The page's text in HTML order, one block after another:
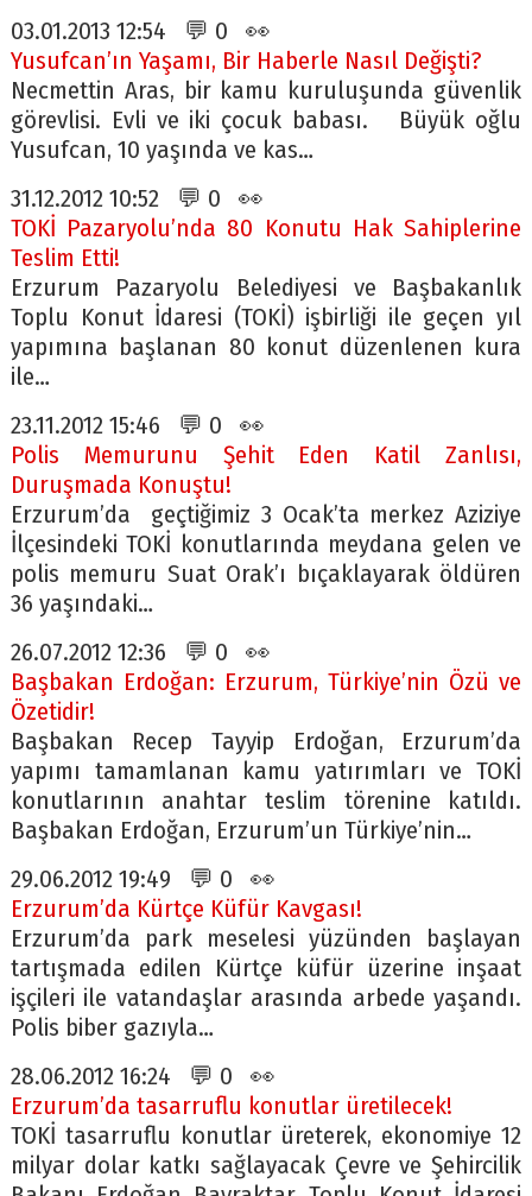
03.01.2013 12:54 💬 0 👀
Yusufcan’ın Yaşamı, Bir Haberle Nasıl Değişti?
Necmettin Aras, bir kamu kuruluşunda güvenlik
görevlisi. Evli ve iki çocuk babası. Büyük oğlu
Yusufcan, 10 yaşında ve kas…
31.12.2012 10:52 💬 0 👀
TOKİ Pazaryolu’nda 80 Konutu Hak Sahiplerine
Teslim Etti!
Erzurum Pazaryolu Belediyesi ve Başbakanlık
Toplu Konut İdaresi (TOKİ) işbirliği ile geçen yıl
yapımına başlanan 80 konut düzenlenen kura
ile…
23.11.2012 15:46 💬 0 👀
Polis Memurunu Şehit Eden Katil Zanlısı,
Duruşmada Konuştu!
Erzurum’da geçtiğimiz 3 Ocak’ta merkez Aziziye
İlçesindeki TOKİ konutlarında meydana gelen ve
polis memuru Suat Orak’ı bıçaklayarak öldüren
36 yaşındaki…
26.07.2012 12:36 💬 0 👀
Başbakan Erdoğan: Erzurum, Türkiye’nin Özü ve
Özetidir!
Başbakan Recep Tayyip Erdoğan, Erzurum’da
yapımı tamamlanan kamu yatırımları ve TOKİ
konutlarının anahtar teslim törenine katıldı.
Başbakan Erdoğan, Erzurum’un Türkiye’nin…
29.06.2012 19:49 💬 0 👀
Erzurum’da Kürtçe Küfür Kavgası!
Erzurum’da park meselesi yüzünden başlayan
tartışmada edilen Kürtçe küfür üzerine inşaat
işçileri ile vatandaşlar arasında arbede yaşandı.
Polis biber gazıyla…
28.06.2012 16:24 💬 0 👀
Erzurum’da tasarruflu konutlar üretilecek!
TOKİ tasarruflu konutlar üreterek, ekonomiye 12
milyar dolar katkı sağlayacak Çevre ve Şehircilik